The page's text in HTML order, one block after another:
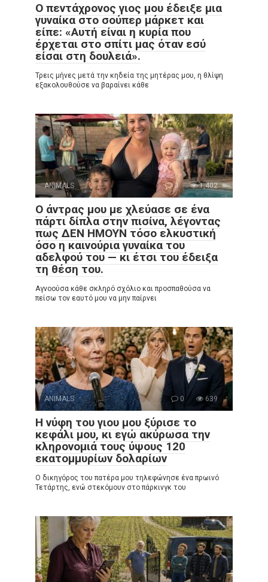
Ο πεντάχρονος γιος μου έδειξε μια
γυναίκα στο σούπερ μάρκετ και
είπε: «Αυτή είναι η κυρία που
έρχεται στο σπίτι μας όταν εσύ
είσαι στη δουλειά».
Τρεις μήνες μετά την κηδεία της μητέρας μου, η θλίψη
εξακολουθούσε να βαραίνει κάθε
ANIMALS 0 1,402
Ο άντρας μου με χλεύασε σε ένα
πάρτι δίπλα στην πισίνα, λέγοντας
πως ΔΕΝ ΗΜΟΥΝ τόσο ελκυστική
όσο η καινούρια γυναίκα του
αδελφού του — κι έτσι του έδειξα
τη θέση του.
Αγνοούσα κάθε σκληρό σχόλιο και προσπαθούσα να
πείσω τον εαυτό μου να μην παίρνει
ANIMALS 0 639
Η νύφη του γιου μου ξύρισε το
κεφάλι μου, κι εγώ ακύρωσα την
κληρονομιά τους ύψους 120
εκατομμυρίων δολαρίων
Ο δικηγόρος του πατέρα μου τηλεφώνησε ένα πρωινό
Τετάρτης, ενώ στεκόμουν στο πάρκινγκ του